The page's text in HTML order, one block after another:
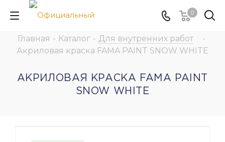
0
Главная - Каталог - Для внутренних работ
-
Акриловая краска FAMA PAINT SNOW WHITE
АКРИЛОВАЯ КРАСКА FAMA PAINT
SNOW WHITE